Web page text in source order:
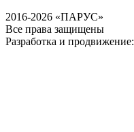
2016-2026 «ПАРУС»
Все права защищены
Разработка и продвижение: